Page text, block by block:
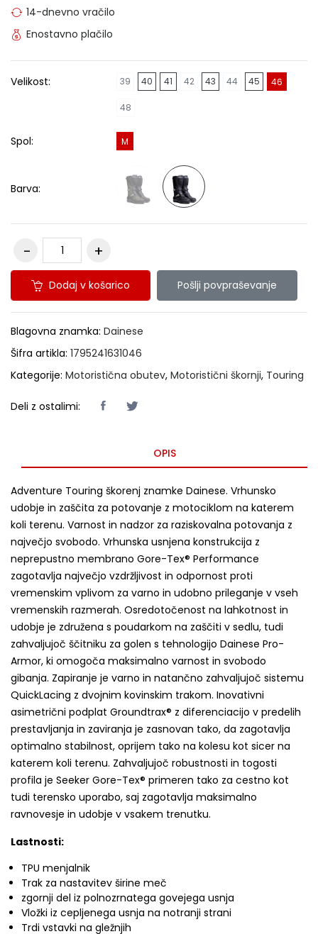
14-dnevno vračilo
Enostavno plačilo
Velikost: 39 40 41 42 43 44 45 46
48
Spol: M
Barva:
Dodaj v košarico Pošlji povpraševanje
Blagovna znamka: Dainese
Šifra artikla: 1795241631046
Kategorije: Motoristična obutev, Motoristični škornji, Touring
Deli z ostalimi:
OPIS
Adventure Touring škorenj znamke Dainese. Vrhunsko
udobje in zaščita za potovanje z motociklom na katerem
koli terenu. Varnost in nadzor za raziskovalna potovanja z
največjo svobodo. Vrhunska usnjena konstrukcija z
neprepustno membrano Gore-Tex® Performance
zagotavlja največjo vzdržljivost in odpornost proti
vremenskim vplivom za varno in udobno prileganje v vseh
vremenskih razmerah. Osredotočenost na lahkotnost in
udobje je združena s poudarkom na zaščiti v sedlu, tudi
zahvaljujoč ščitniku za golen s tehnologijo Dainese Pro-
Armor, ki omogoča maksimalno varnost in svobodo
gibanja. Zapiranje je varno in natančno zahvaljujoč sistemu
QuickLacing z dvojnim kovinskim trakom. Inovativni
asimetrični podplat Groundtrax® z diferenciacijo v predelih
prestavljanja in zaviranja je zasnovan tako, da zagotavlja
optimalno stabilnost, oprijem tako na kolesu kot sicer na
katerem koli terenu. Zahvaljujoč robustnosti in togosti
profila je Seeker Gore-Tex® primeren tako za cestno kot
tudi terensko uporabo, saj zagotavlja maksimalno
ravnovesje in udobje v vsakem trenutku.
Lastnosti:
TPU menjalnik
Trak za nastavitev širine meč
zgornji del iz polnozrnatega govejega usnja
Vložki iz cepljenega usnja na notranji strani
Trdi vstavki na gležnjih